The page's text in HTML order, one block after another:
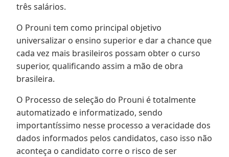
três salários.
O Prouni tem como principal objetivo
universalizar o ensino superior e dar a chance que
cada vez mais brasileiros possam obter o curso
superior, qualificando assim a mão de obra
brasileira.
O Processo de seleção do Prouni é totalmente
automatizado e informatizado, sendo
importantíssimo nesse processo a veracidade dos
dados informados pelos candidatos, caso isso não
aconteça o candidato corre o risco de ser